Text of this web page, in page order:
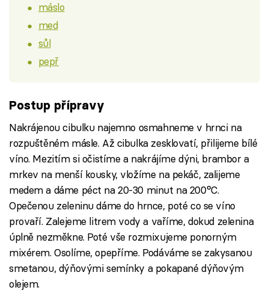
máslo
med
sůl
pepř
Postup přípravy
Nakrájenou cibulku najemno osmahneme v hrnci na
rozpuštěném másle. Až cibulka zesklovatí, přilijeme bílé
víno. Mezitím si očistíme a nakrájíme dýni, brambor a
mrkev na menší kousky, vložíme na pekáč, zalijeme
medem a dáme péct na 20-30 minut na 200°C.
Opečenou zeleninu dáme do hrnce, poté co se víno
provaří. Zalejeme litrem vody a vaříme, dokud zelenina
úplně nezměkne. Poté vše rozmixujeme ponorným
mixérem. Osolíme, opepříme. Podáváme se zakysanou
smetanou, dýňovými semínky a pokapané dýňovým
olejem.